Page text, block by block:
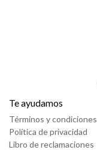
Te ayudamos
Términos y condiciones
Política de privacidad
Libro de reclamaciones